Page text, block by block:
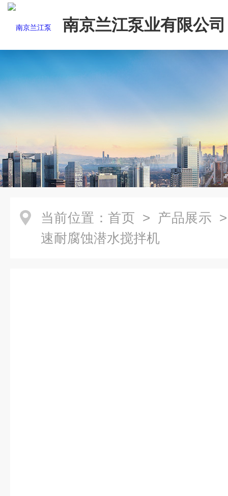
南京兰江泵业有限公司
当前位置： 首页 > 产品展示
速耐腐蚀潜水搅拌机